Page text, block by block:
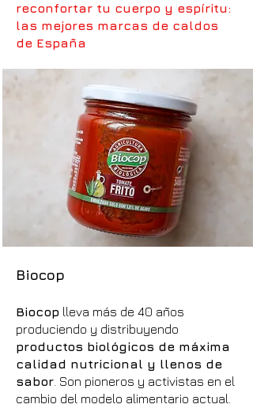
reconfortar tu cuerpo y espíritu:
las mejores marcas de caldos
de España
Biocop
Biocop lleva más de 40 años
produciendo y distribuyendo
productos biológicos de máxima
calidad nutricional y llenos de
sabor . Son pioneros y activistas en el
cambio del modelo alimentario actual.